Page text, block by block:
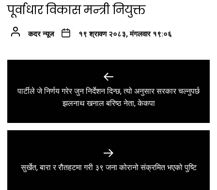
पूर्वाधार विकास मन्त्री नियुक्त
कदर न्यूज १९ श्रावण २०८३, मंगलवार १९:०६
navigation
Previous
post:
पार्टीले जे निर्णय गरेर जुन निर्देशन दिन्छ, त्यो अनुसार सरकार चल्नुपर्छ
झलनाथ खनाल बरिष्ठ नेता, केकपा
Next
सुर्खेत, बारा र रौतहटमा गरी ३९ जना कोरानो संक्रमित भएको पुष्टि